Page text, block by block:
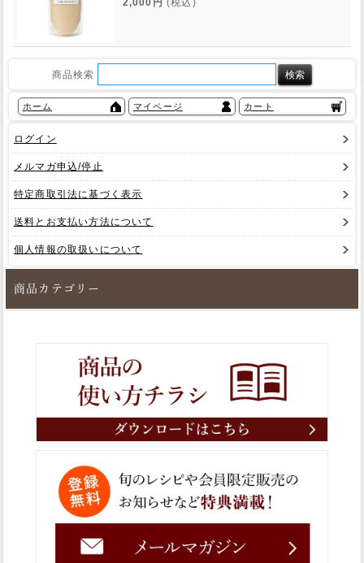
2,000円 (税込)
商品検索
ホーム マイページ カート
ログイン
メルマガ申込/停止
特定商取引法に基づく表示
送料とお支払い方法について
個人情報の取扱いについて
商品カテゴリー